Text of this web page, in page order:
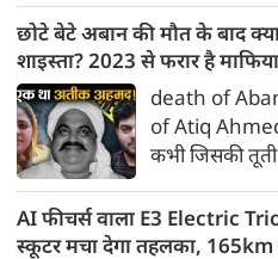
किया है। सरकार
पर स्पष्ट लेबल
मेटाडेटा उपलब्ध
किया है। साथ ही,
न्यायालय के
गैरकानूनी
समयसीमा 36
कर दी गई है।
छोटे बेटे अबान की मौत के बाद
शाइस्ता? 2023 से फरार है
की पत्नी
death of
of Atiq
कभी जिसकी
अहमद के कुनबे
किस्मत की दोहरी
AI फीचर्स वाला E3 Electric
स्कूटर मचा देगा तहलका,